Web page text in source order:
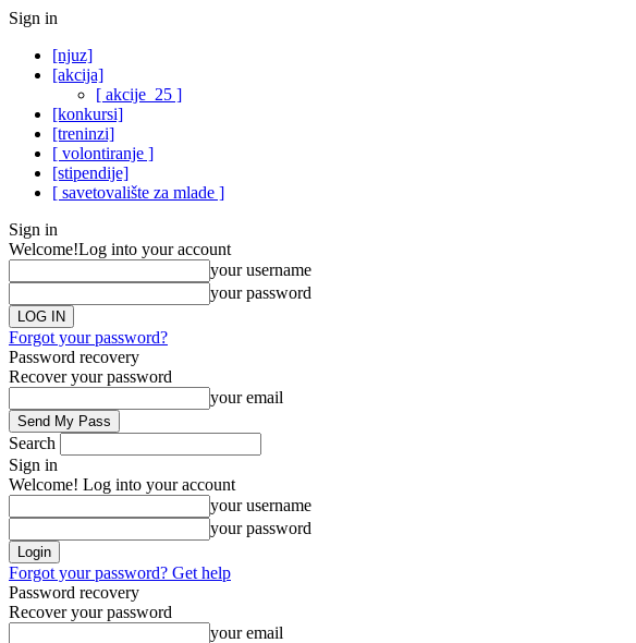
Sign in
[njuz]
[akcija]
[ akcije_25 ]
[konkursi]
[treninzi]
[ volontiranje ]
[stipendije]
[ savetovalište za mlade ]
Sign in
Welcome!Log into your account
your username
your password
Forgot your password?
Password recovery
Recover your password
your email
Search
Sign in
Welcome! Log into your account
your username
your password
Forgot your password? Get help
Password recovery
Recover your password
your email